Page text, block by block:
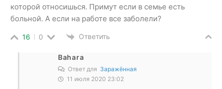
которой относишься. Примут если в семье есть
больной. А если на работе все заболели?
16 0 Ответить
Bahara
Ответ для Заражённая
11 июля 2020 23:02